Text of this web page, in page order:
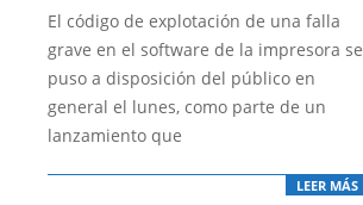
04-
24
El código de explotación de una falla
grave en el software de la impresora se
puso a disposición del público en
general el lunes, como parte de un
lanzamiento que
LEER MÁS